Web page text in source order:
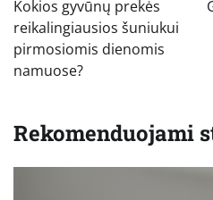
įrašų
Kokios gyvūnų prekės
reikalingiausios šuniukui
pirmosiomis dienomis
namuose?
Rekomenduojami